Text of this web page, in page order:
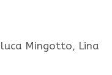
Mingotto, Lina